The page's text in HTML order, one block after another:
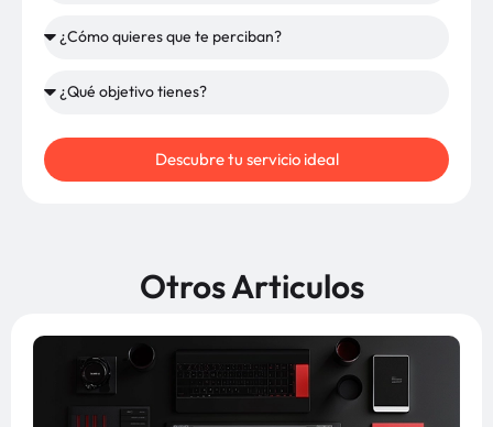
Descubre tu servicio ideal
Otros Articulos